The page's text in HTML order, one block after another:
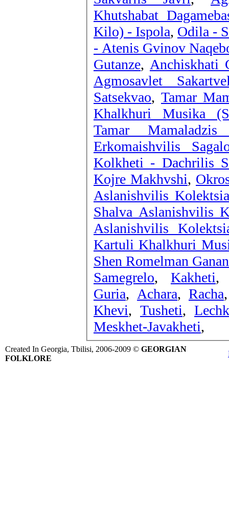
Khutshabat
Kilo) - Ispola, Odila -
- Atenis Gvinov
Gutanze, Anchiskhati
Agmosavlet
Satsekvao, Tamar
Khalkhuri Musika
Tamar
Erkomaishvilis
Kolkheti - Dachrilis
Kojre Makhvshi,
Aslanishvilis
Shalva Aslanishvilis
Aslanishvilis
Kartuli Khalkhuri
Shen Romelman
Samegrelo, Kakheti
Guria, Achara, Racha
Khevi, Tusheti,
Meskhet-Javakheti,
Created In Georgia, Tbilisi, 2006-2009 © GEORGIAN
FOLKLORE